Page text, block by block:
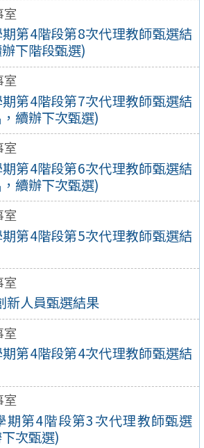
室
第4階段第8次代理教師甄選結
下階段甄選)
室
第4階段第7次代理教師甄選結
續辦下次甄選)
室
第4階段第6次代理教師甄選結
續辦下次甄選)
室
第4階段第5次代理教師甄選結
室
新人員甄選結果
室
第4階段第4次代理教師甄選結
室
期第4階段第3次代理教師甄選
次甄選)